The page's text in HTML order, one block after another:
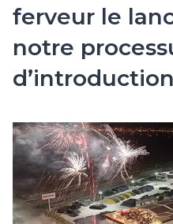
ferveur le
notre